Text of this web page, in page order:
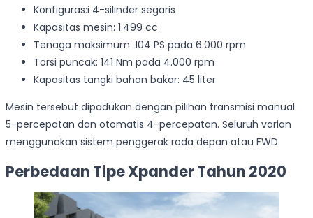
Konfiguras:i 4-silinder segaris
Kapasitas mesin: 1.499 cc
Tenaga maksimum: 104 PS pada 6.000 rpm
Torsi puncak: 141 Nm pada 4.000 rpm
Kapasitas tangki bahan bakar: 45 liter
Mesin tersebut dipadukan dengan pilihan transmisi manual
5-percepatan dan otomatis 4-percepatan. Seluruh varian
menggunakan sistem penggerak roda depan atau FWD.
Perbedaan Tipe Xpander Tahun 2020